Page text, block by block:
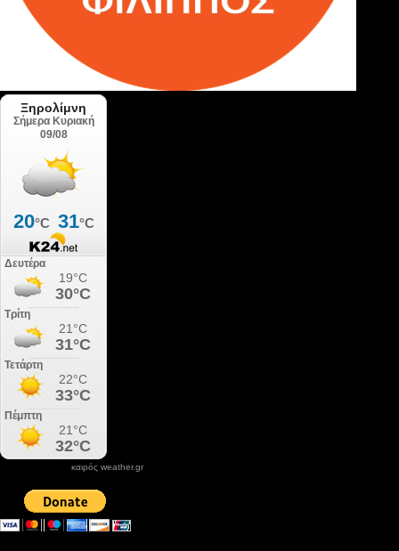
καιρός weather.gr